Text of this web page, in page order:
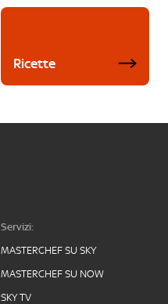
Ricette
Servizi:
MASTERCHEF SU SKY
MASTERCHEF SU NOW
SKY TV